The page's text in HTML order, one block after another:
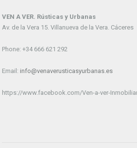
VEN A VER. Rústicas y Urbanas
Av. de la Vera 15. Villanueva de la Vera. Cáceres
Phone: +34 666 621 292
Email: info@venaverusticasyurbanas.es
https://www.facebook.com/Ven-a-ver-